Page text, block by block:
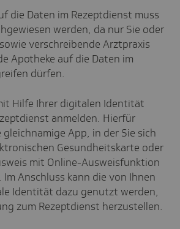
die Daten im Rezeptdienst muss
werden, da nur Sie oder
verschreibende Arztpraxis
Apotheke auf die Daten im
dürfen.
Hilfe Ihrer digitalen Identität
anmelden. Hierfür
App, in der Sie sich
Gesundheitskarte oder
mit Online-Ausweisfunktion
Anschluss kann die von Ihnen
Identität dazu genutzt werden,
zum Rezeptdienst herzustellen.